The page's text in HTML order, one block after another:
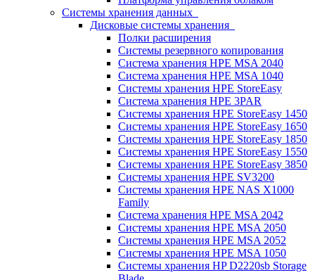
Системы хранения данных
Дисковые системы хранения
Полки расширения
Системы резервного копирования
Система хранения HPE MSA 2040
Система хранения HPE MSA 1040
Системы хранения HPE StoreEasy
Система хранения HPE 3PAR
Системы хранения HPE StoreEasy 1450
Системы хранения HPE StoreEasy 1650
Системы хранения HPE StoreEasy 1850
Системы хранения HPE StoreEasy 1550
Системы хранения HPE StoreEasy 3850
Системы хранения HPE SV3200
Системы хранения HPE NAS X1000
Family
Система хранения HPE MSA 2042
Системы хранения HPE MSA 2050
Системы хранения HPE MSA 2052
Системы хранения HPE MSA 1050
Системы хранения HP D2220sb Storage